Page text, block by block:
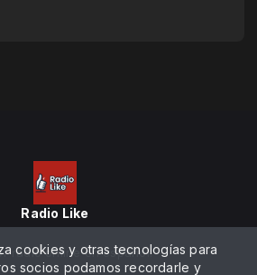
Radio Like
radio online en español.
cookies y otras tecnologías para
socios podamos recordarle y